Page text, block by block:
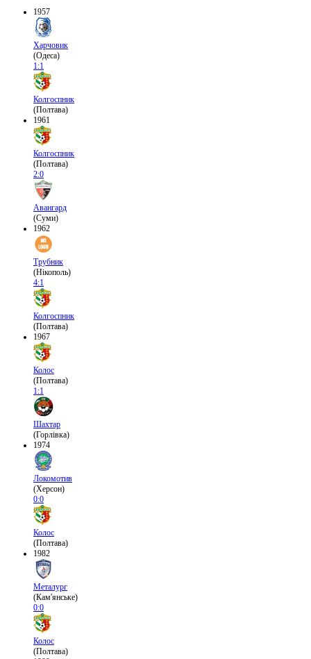
1957
Харчовик
(Одеса)
1:1
Колгоспник
(Полтава)
1961
Колгоспник
(Полтава)
2:0
Авангард
(Суми)
1962
Трубник
(Нікополь)
4:1
Колгоспник
(Полтава)
1967
Колос
(Полтава)
1:1
Шахтар
(Горлівка)
1974
Локомотив
(Херсон)
0:0
Колос
(Полтава)
1982
Металург
(Кам'янське)
0:0
Колос
(Полтава)